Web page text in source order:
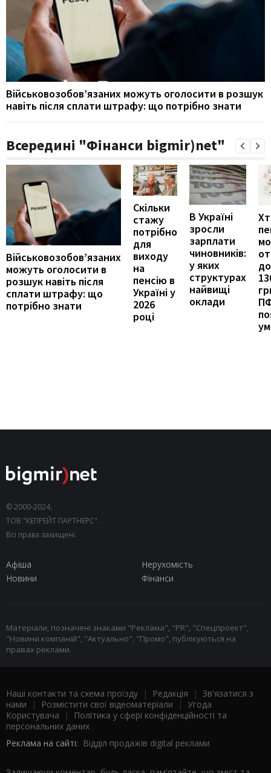
Військовозобов’язаних можуть оголосити в розшук
навіть після сплати штрафу: що потрібно знати
Всередині "Фінанси bigmir)net"
Військовозобов’язаних
можуть оголосити в
розшук навіть після
сплати штрафу: що
потрібно знати
Скільки
стажу
потрібно
для
виходу
на
пенсію в
Україні у
2026
році
В Україні
зросли
зарплати
чиновників:
у яких
структурах
найвищі
оклади
© 2000-2024,
ТОВ "КЕПРЕЙТ ПАРТНЕРС".
Всі права захищені.
Афіша
Нерухомість
Новини
Фінанси
Матеріали, позначені знаками "Реклама", "PR", "Спецпроект",
"Новини компаній", "Актуально", "Промо", публікуються на
правах реклами.
Наші контакти та схема проїзду | Редакція | Зв'язатися з
нами | Розмістити свої відеоматеріали | Угода
Користувача |
Політика у сфері конфіденційності та
персональних даних
Реклама на сайті: Відділ продажів digital реклами